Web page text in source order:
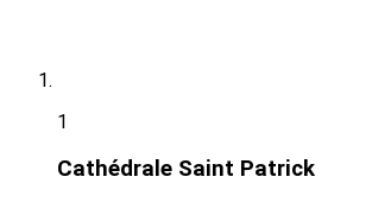
1
Cathédrale Saint Patrick